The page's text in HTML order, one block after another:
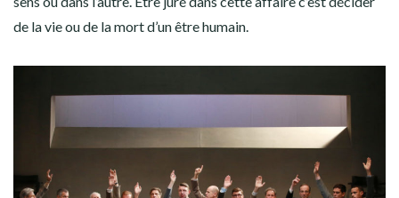
de la vie ou de la mort d’un être humain.